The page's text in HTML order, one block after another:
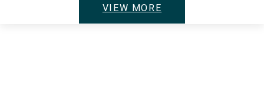
VIEW MORE